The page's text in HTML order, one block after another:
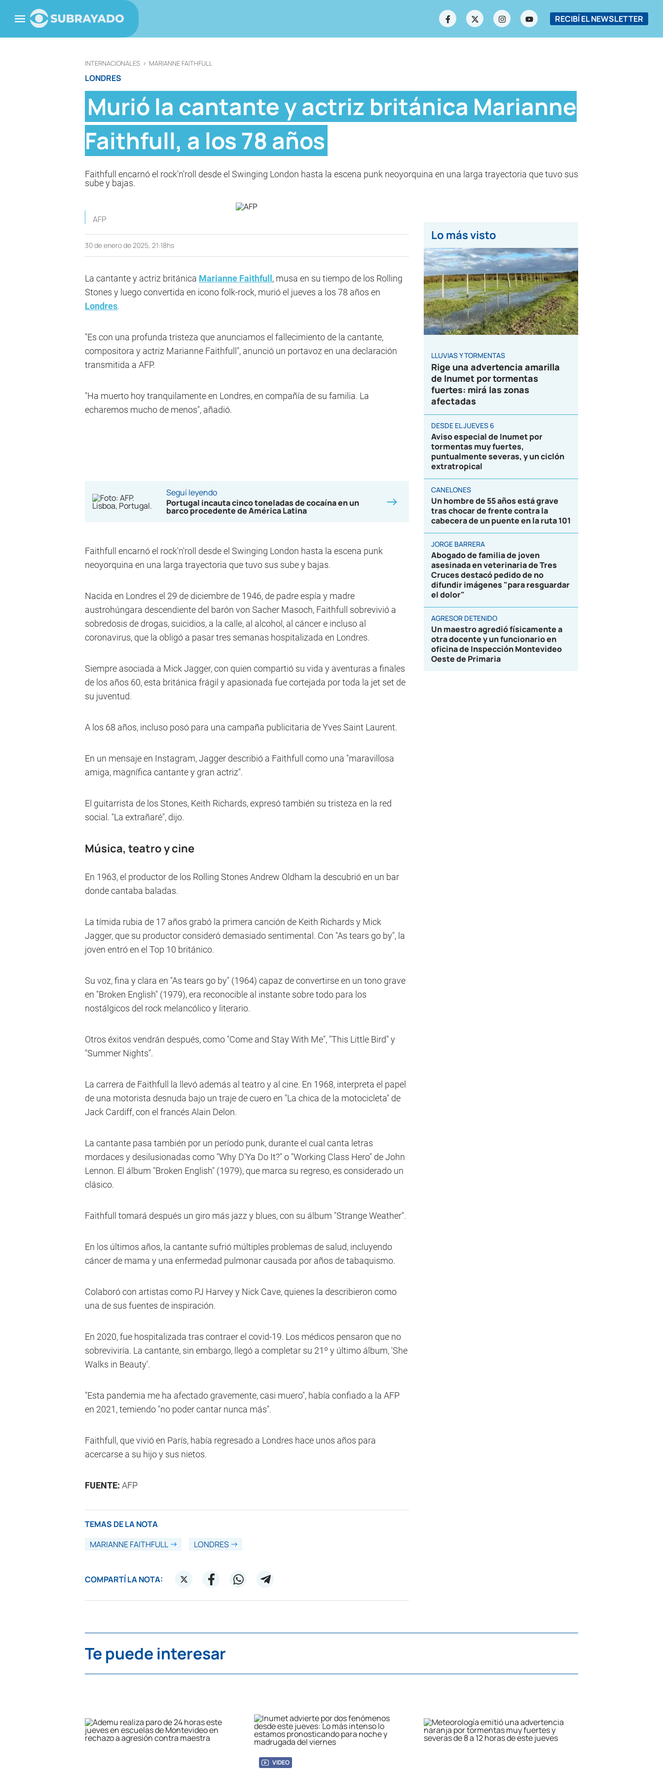
RECIBÍ EL NEWSLETTER
INTERNACIONALES > MARIANNE FAITHFULL
LONDRES
Murió la cantante y actriz británica Marianne
Faithfull, a los 78 años
Faithfull encarnó el rock'n'roll desde el Swinging London hasta la escena punk neoyorquina en una larga trayectoria que tuvo sus
sube y bajas.
AFP
30 de enero de 2025, 21:18hs
La cantante y actriz británica Marianne Faithfull , musa en su tiempo de los Rolling
Stones y luego convertida en icono folk-rock, murió el jueves a los 78 años en
Londres.
"Es con una profunda tristeza que anunciamos el fallecimiento de la cantante,
compositora y actriz Marianne Faithfull", anunció un portavoz en una declaración
transmitida a AFP.
"Ha muerto hoy tranquilamente en Londres, en compañía de su familia. La
echaremos mucho de menos", añadió.
Seguí leyendo
Portugal incauta cinco toneladas de cocaína en un
barco procedente de América Latina
Faithfull encarnó el rock'n'roll desde el Swinging London hasta la escena punk
neoyorquina en una larga trayectoria que tuvo sus sube y bajas.
Nacida en Londres el 29 de diciembre de 1946, de padre espía y madre
austrohúngara descendiente del barón von Sacher Masoch, Faithfull sobrevivió a
sobredosis de drogas, suicidios, a la calle, al alcohol, al cáncer e incluso al
coronavirus, que la obligó a pasar tres semanas hospitalizada en Londres.
Siempre asociada a Mick Jagger, con quien compartió su vida y aventuras a finales
de los años 60, esta británica frágil y apasionada fue cortejada por toda la jet set de
su juventud.
A los 68 años, incluso posó para una campaña publicitaria de Yves Saint Laurent.
En un mensaje en Instagram, Jagger describió a Faithfull como una "maravillosa
amiga, magnífica cantante y gran actriz".
El guitarrista de los Stones, Keith Richards, expresó también su tristeza en la red
social. "La extrañaré", dijo.
Música, teatro y cine
En 1963, el productor de los Rolling Stones Andrew Oldham la descubrió en un bar
donde cantaba baladas.
La tímida rubia de 17 años grabó la primera canción de Keith Richards y Mick
Jagger, que su productor consideró demasiado sentimental. Con "As tears go by", la
joven entró en el Top 10 británico.
Su voz, fina y clara en "As tears go by" (1964) capaz de convertirse en un tono grave
en "Broken English" (1979), era reconocible al instante sobre todo para los
nostálgicos del rock melancólico y literario.
Otros éxitos vendrán después, como "Come and Stay With Me", "This Little Bird" y
"Summer Nights".
La carrera de Faithfull la llevó además al teatro y al cine. En 1968, interpreta el papel
de una motorista desnuda bajo un traje de cuero en "La chica de la motocicleta" de
Jack Cardiff, con el francés Alain Delon.
La cantante pasa también por un período punk, durante el cual canta letras
mordaces y desilusionadas como "Why D'Ya Do It?" o "Working Class Hero" de John
Lennon. El álbum "Broken English" (1979), que marca su regreso, es considerado un
clásico.
Faithfull tomará después un giro más jazz y blues, con su álbum "Strange Weather".
En los últimos años, la cantante sufrió múltiples problemas de salud, incluyendo
cáncer de mama y una enfermedad pulmonar causada por años de tabaquismo.
Colaboró con artistas como PJ Harvey y Nick Cave, quienes la describieron como
una de sus fuentes de inspiración.
En 2020, fue hospitalizada tras contraer el covid-19. Los médicos pensaron que no
sobreviviría. La cantante, sin embargo, llegó a completar su 21º y último álbum, 'She
Walks in Beauty'.
"Esta pandemia me ha afectado gravemente, casi muero", había confiado a la AFP
en 2021, temiendo "no poder cantar nunca más".
Faithfull, que vivió en París, había regresado a Londres hace unos años para
acercarse a su hijo y sus nietos.
FUENTE: AFP
TEMAS DE LA NOTA
MARIANNE FAITHFULL
LONDRES
COMPARTÍ LA NOTA:
Lo más visto
LLUVIAS Y TORMENTAS
Rige una advertencia amarilla
de Inumet por tormentas
fuertes: mirá las zonas
afectadas
DESDE EL JUEVES 6
Aviso especial de Inumet por
tormentas muy fuertes,
puntualmente severas, y un ciclón
extratropical
CANELONES
Un hombre de 55 años está grave
tras chocar de frente contra la
cabecera de un puente en la ruta 101
JORGE BARRERA
Abogado de familia de joven
asesinada en veterinaria de Tres
Cruces destacó pedido de no
difundir imágenes "para resguardar
el dolor"
AGRESOR DETENIDO
Un maestro agredió físicamente a
otra docente y un funcionario en
oficina de Inspección Montevideo
Oeste de Primaria
Te puede interesar
VIDEO